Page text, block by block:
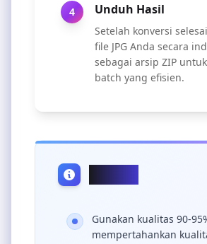
4 Unduh Hasil
Setelah konversi
file JPG Anda secara
sebagai arsip ZIP
batch yang efisien.
Gunakan kualitas 90-
mempertahankan